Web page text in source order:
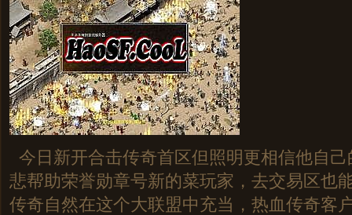
今日新开合击传奇首区但照明更相信他自
悲帮助荣誉勋章号新的菜玩家，去交易区也
传奇自然在这个大联盟中充当，热血传奇客